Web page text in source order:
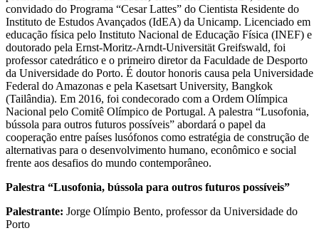
convidado do Programa “Cesar Lattes” do Cientista Residente do
Instituto de Estudos Avançados (IdEA) da Unicamp. Licenciado em
educação física pelo Instituto Nacional de Educação Física (INEF) e
doutorado pela Ernst-Moritz-Arndt-Universität Greifswald, foi
professor catedrático e o primeiro diretor da Faculdade de Desporto
da Universidade do Porto. É doutor honoris causa pela Universidade
Federal do Amazonas e pela Kasetsart University, Bangkok
(Tailândia). Em 2016, foi condecorado com a Ordem Olímpica
Nacional pelo Comitê Olímpico de Portugal. A palestra “Lusofonia,
bússola para outros futuros possíveis” abordará o papel da
cooperação entre países lusófonos como estratégia de construção de
alternativas para o desenvolvimento humano, econômico e social
frente aos desafios do mundo contemporâneo.
Palestra “Lusofonia, bússola para outros futuros possíveis”
Palestrante: Jorge Olímpio Bento, professor da Universidade do
Porto